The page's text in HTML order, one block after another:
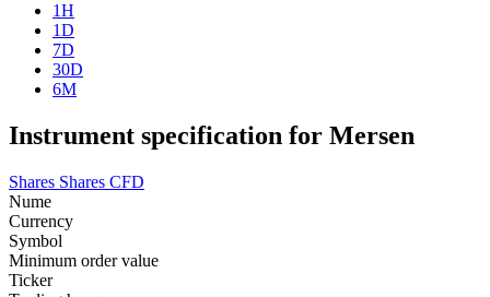
1H
1D
7D
30D
6M
Instrument specification for Mersen
Shares Shares CFD
Nume
Currency
Symbol
Minimum order value
Ticker